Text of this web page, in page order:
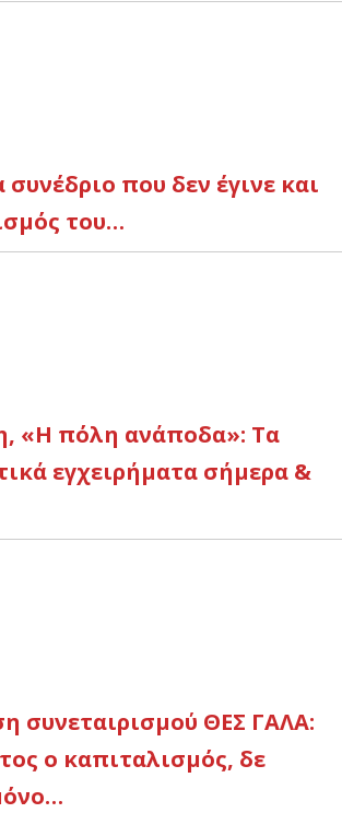
συνέδριο που δεν έγινε και
του…
«Η πόλη ανάποδα»: Τα
εγχειρήματα σήμερα &
συνεταιρισμού ΘΕΣ ΓΑΛΑ:
ο καπιταλισμός, δε